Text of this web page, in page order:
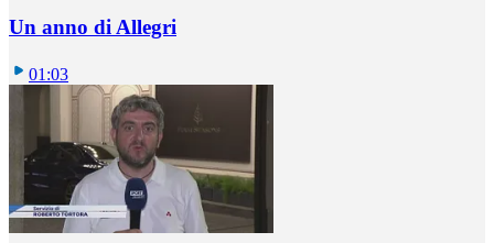
Un anno di Allegri
01:03